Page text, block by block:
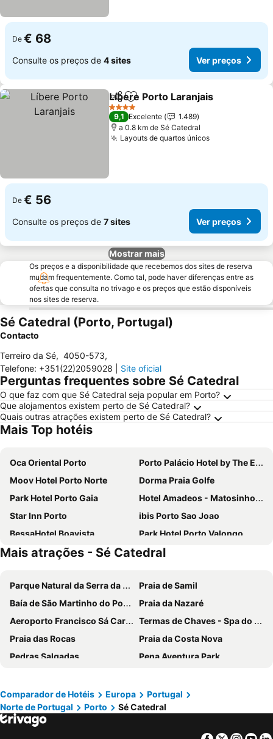
De € 68
Consulte os preços de 4 sites Ver preços
PartilharAdicionar aos favoritos
Líbere Porto Laranjais
4 Estrelas
9,1 Excelente
1.489
a 0.8 km de Sé Catedral
Layouts de quartos únicosVer preços
De € 56
Consulte os preços de 7 sites Ver preços
Mostrar mais
Os preços e a disponibilidade que recebemos dos sites de reserva
mudam frequentemente. Como tal, pode haver diferenças entre as
ofertas que consulta no trivago e os preços que estão disponíveis
nos sites de reserva.
Sé Catedral (Porto, Portugal)
Contacto
Terreiro da Sé, 4050-573,
Telefone: +351(22)2059028 Site oficial
Perguntas frequentes sobre Sé Catedral
O que faz com que Sé Catedral seja popular em Porto?
Que alojamentos existem perto de Sé Catedral?
Quais outras atrações existem perto de Sé Catedral?
Mais Top hotéis
Oca Oriental Porto
Porto Palácio Hotel by The Editory
Moov Hotel Porto Norte
Dorma Praia Golfe
Park Hotel Porto Gaia
Hotel Amadeos - Matosinhos - Porto
Star Inn Porto
ibis Porto Sao Joao
BessaHotel Boavista
Park Hotel Porto Valongo
HF Ipanema Park
Stay Hotel Porto Aeroporto
Novotel Porto Gaia
Acta The Avenue
Axis Porto Business & Spa Hotel
Sheraton Porto Hotel & Spa
Park Hotel Porto Aeroporto
Vincci Porto
Portus Cale Hotel
Holiday Inn Porto - Gaia By Ihg
The Log Porto Hotel by Piamonte Hotels
Moov Hotel Porto Centro
Porto Antas Hotel
Hilton Porto Gaia
Hotel Premium Porto Maia
HF Ipanema Porto
Pestana Douro Riverside
Mais atrações - Sé Catedral
Parque Natural da Serra da Estrela
Praia de Samil
Baía de São Martinho do Porto
Praia da Nazaré
Aeroporto Francisco Sá Carneiro
Termas de Chaves - Spa do Imperador
Praia das Rocas
Praia da Costa Nova
Pedras Salgadas
Pena Aventura Park
Piodão -Aldeia Histórica
Praia de Pedrogão
Mariparque
Praia de Vieira
Basílica de Nossa Senhora do Rosário de Fátima
Comparador de Hotéis Europa
Portugal
Norte de Portugal
Porto Sé Catedral